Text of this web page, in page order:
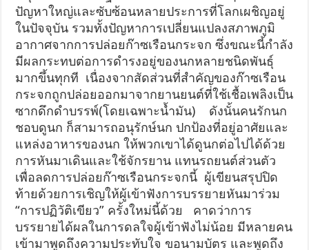
ปัญหาใหญ่และซับซ้อนหลายประการที่โลกเผชิญอยู่
ในปัจจุบัน รวมทั้งปัญหาการเปลี่ยนแปลงสภาพภูมิ
อากาศจากการปล่อยก๊าซเรือนกระจก ซึ่งขณะนี้กำลัง
มีผลกระทบต่อการดำรงอยู่ของนกหลายชนิดพันธุ์
มากขึ้นทุกที เนื่องจากสัดส่วนที่สำคัญของก๊าซเรือน
กระจกถูกปล่อยออกมาจากยานยนต์ที่ใช้เชื้อเพลิงเป็น
ซากดึกดำบรรพ์(โดยเฉพาะน้ำมัน) ดังนั้นคนรักนก
ชอบดูนก ก็สามารถอนุรักษ์นก ปกป้องที่อยู่อาศัยและ
แหล่งอาหารของนก ให้พวกเขาได้ดูนกต่อไปได้ด้วย
การหันมาเดินและใช้จักรยาน แทนรถยนต์ส่วนตัว
เพื่อลดการปล่อยก๊าซเรือนกระจกนี้ ผู้เขียนสรุปปิด
ท้ายด้วยการเชิญให้ผู้เข้าฟังการบรรยายหันมาร่วม
“การปฏิวัติเขียว” ครั้งใหม่นี้ด้วย คาดว่าการ
บรรยายได้ผลในการดลใจผู้เข้าฟังไม่น้อย มีหลายคน
เข้ามาพูดถึงความประทับใจ ขอนามบัตร และพูดถึง